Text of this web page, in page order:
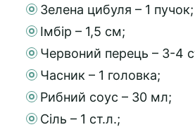
Зелена цибуля – 1 пучок;
Імбір – 1,5 см;
Червоний перець – 3-4
Часник – 1 головка;
Рибний соус – 30 мл;
Сіль – 1 ст.л.;